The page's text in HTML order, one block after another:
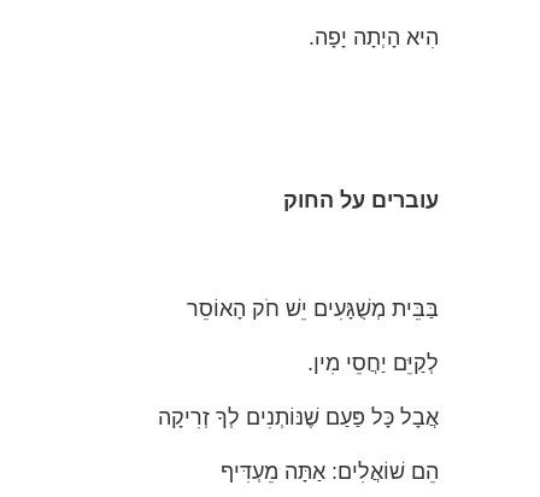
הִיא הָיְתָה יָפָה.
עוברים על החוק
בַּבֵּית מְשֻׁגָּעִים יֵשׁ חֹק הָאוֹסֵר
לְקַיֵּם יַחֲסֵי מִין.
אֲבָל כָּל פַּעַם שֶׁנּוֹתְנִים לְךָ זְרִיקָה
הֵם שׁוֹאֲלִים: אַתָּה מֵעְדִּיף